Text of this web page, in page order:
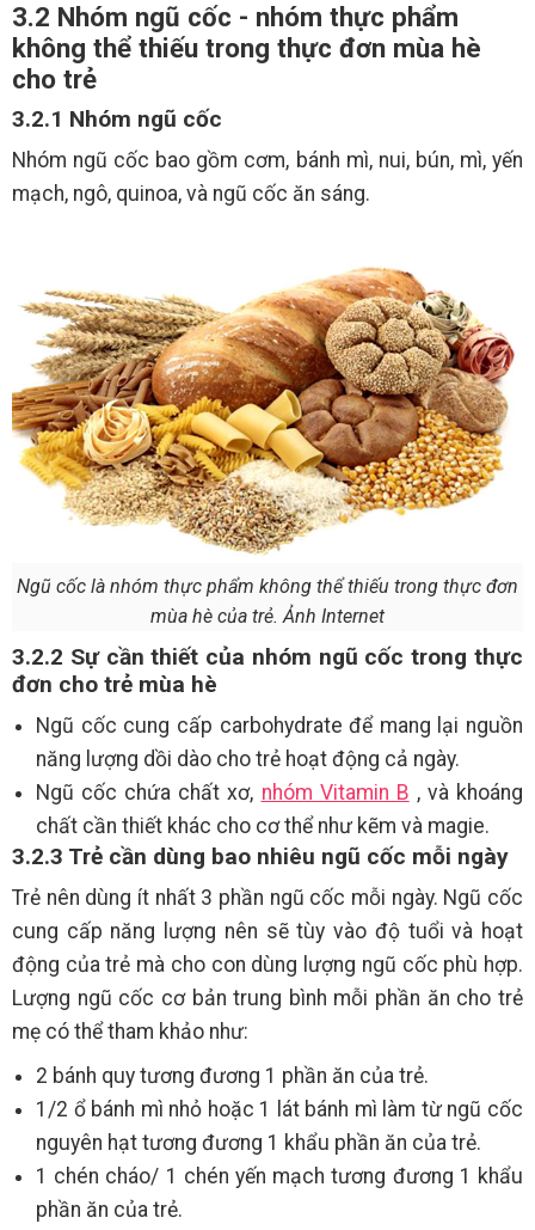
3.2 Nhóm ngũ cốc - nhóm thực phẩm
không thể thiếu trong thực đơn mùa hè
cho trẻ
3.2.1 Nhóm ngũ cốc
Nhóm ngũ cốc bao gồm cơm, bánh mì, nui, bún, mì, yến
mạch, ngô, quinoa, và ngũ cốc ăn sáng.
Ngũ cốc là nhóm thực phẩm không thể thiếu trong thực đơn
mùa hè của trẻ. Ảnh Internet
3.2.2 Sự cần thiết của nhóm ngũ cốc trong thực
đơn cho trẻ mùa hè
Ngũ cốc cung cấp carbohydrate để mang lại nguồn
năng lượng dồi dào cho trẻ hoạt động cả ngày.
Ngũ cốc chứa chất xơ, nhóm Vitamin B , và khoáng
chất cần thiết khác cho cơ thể như kẽm và magie.
3.2.3 Trẻ cần dùng bao nhiêu ngũ cốc mỗi ngày
Trẻ nên dùng ít nhất 3 phần ngũ cốc mỗi ngày. Ngũ cốc
cung cấp năng lượng nên sẽ tùy vào độ tuổi và hoạt
động của trẻ mà cho con dùng lượng ngũ cốc phù hợp.
Lượng ngũ cốc cơ bản trung bình mỗi phần ăn cho trẻ
mẹ có thể tham khảo như:
2 bánh quy tương đương 1 phần ăn của trẻ.
1/2 ổ bánh mì nhỏ hoặc 1 lát bánh mì làm từ ngũ cốc
nguyên hạt tương đương 1 khẩu phần ăn của trẻ.
1 chén cháo/ 1 chén yến mạch tương đương 1 khẩu
phần ăn của trẻ.